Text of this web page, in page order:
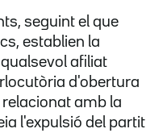
seguint el que
establien la
afiliat
d'obertura
relacionat amb la
l'expulsió del partit